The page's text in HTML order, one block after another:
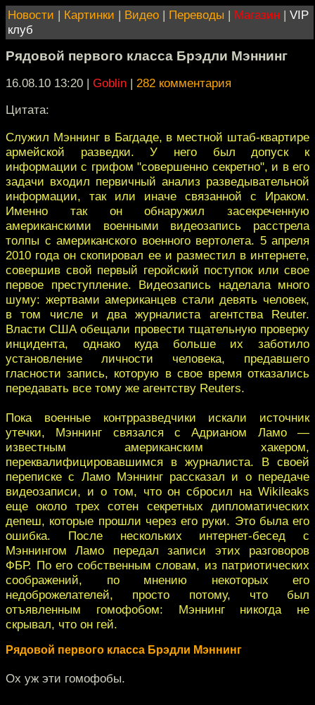
Новости | Картинки | Видео | Переводы | Магазин | VIP
клуб
Рядовой первого класса Брэдли Мэннинг
16.08.10 13:20 | Goblin | 282 комментария
Цитата:
Служил Мэннинг в Багдаде, в местной штаб-квартире
армейской разведки. У него был допуск к
информации с грифом "совершенно секретно", и в его
задачи входил первичный анализ разведывательной
информации, так или иначе связанной с Ираком.
Именно так он обнаружил засекреченную
американскими военными видеозапись расстрела
толпы с американского военного вертолета. 5 апреля
2010 года он скопировал ее и разместил в интернете,
совершив свой первый геройский поступок или свое
первое преступление. Видеозапись наделала много
шуму: жертвами американцев стали девять человек,
в том числе и два журналиста агентства Reuter.
Власти США обещали провести тщательную проверку
инцидента, однако куда больше их заботило
установление личности человека, предавшего
гласности запись, которую в свое время отказались
передавать все тому же агентству Reuters.
Пока военные контрразведчики искали источник
утечки, Мэннинг связался с Адрианом Ламо —
известным американским хакером,
переквалифицировавшимся в журналиста. В своей
переписке с Ламо Мэннинг рассказал и о передаче
видеозаписи, и о том, что он сбросил на Wikileaks
еще около трех сотен секретных дипломатических
депеш, которые прошли через его руки. Это была его
ошибка. После нескольких интернет-бесед с
Мэннингом Ламо передал записи этих разговоров
ФБР. По его собственным словам, из патриотических
соображений, по мнению некоторых его
недоброжелателей, просто потому, что был
отъявленным гомофобом: Мэннинг никогда не
скрывал, что он гей.
Рядовой первого класса Брэдли Мэннинг
Ох уж эти гомофобы.